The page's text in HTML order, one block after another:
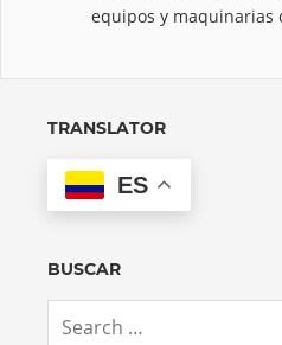
equipos y maquinarias
TRANSLATOR
ES
BUSCAR